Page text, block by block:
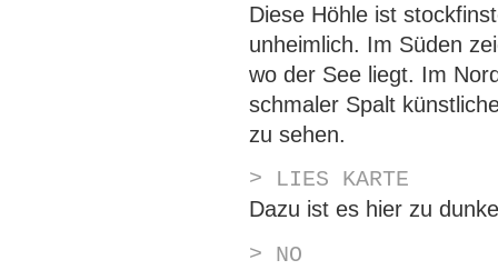
Diese Höhle ist
unheimlich. Im Süden
wo der See liegt. Im
schmaler Spalt
zu sehen.
> LIES KARTE
Dazu ist es hier zu
> NO